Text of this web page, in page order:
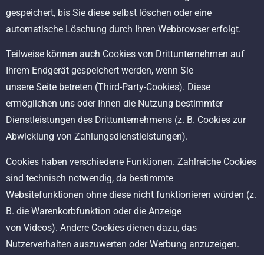
gespeichert, bis Sie diese selbst löschen oder eine
automatische Löschung durch Ihren Webbrowser erfolgt.
Teilweise können auch Cookies von Drittunternehmen auf
Ihrem Endgerät gespeichert werden, wenn Sie
unsere Seite betreten (Third-Party-Cookies). Diese
ermöglichen uns oder Ihnen die Nutzung bestimmter
Dienstleistungen des Drittunternehmens (z. B. Cookies zur
Abwicklung von Zahlungsdienstleistungen).
Cookies haben verschiedene Funktionen. Zahlreiche Cookies
sind technisch notwendig, da bestimmte
Websitefunktionen ohne diese nicht funktionieren würden (z.
B. die Warenkorbfunktion oder die Anzeige
von Videos). Andere Cookies dienen dazu, das
Nutzerverhalten auszuwerten oder Werbung anzuzeigen.